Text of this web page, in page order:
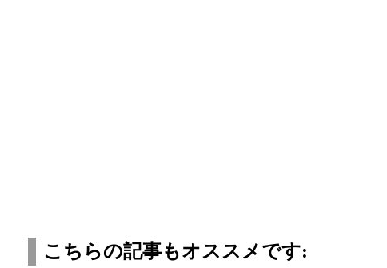
こちらの記事もオススメです: